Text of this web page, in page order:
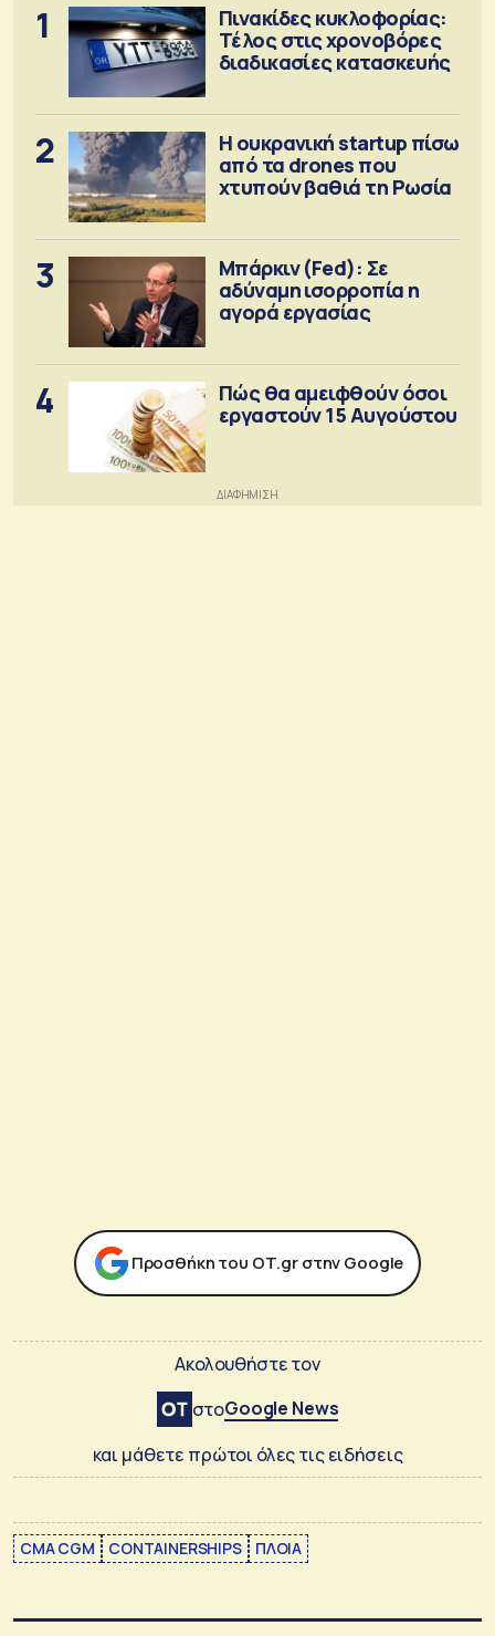
1
Πινακίδες κυκλοφορίας:
Τέλος στις χρονοβόρες
διαδικασίες κατασκευής
2
Η ουκρανική startup πίσω
από τα drones που
χτυπούν βαθιά τη Ρωσία
3
Μπάρκιν (Fed): Σε
αδύναμη ισορροπία η
αγορά εργασίας
4
Πώς θα αμειφθούν όσοι
εργαστούν 15 Αυγούστου
Προσθήκη του ΟΤ.gr στην Google
Ακολουθήστε τον
στοGoogle News
και μάθετε πρώτοι όλες τις ειδήσεις
CMA CGM CONTAINERSHIPS ΠΛΟΙΑ